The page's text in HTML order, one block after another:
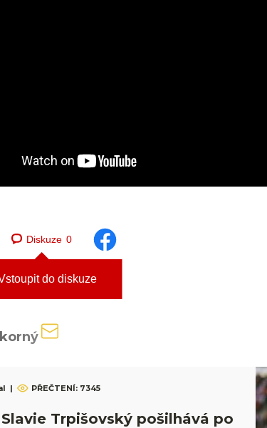
Diskuze 0
do diskuze
| PŘEČTENÍ: 7345
Trpišovský pošilhává po